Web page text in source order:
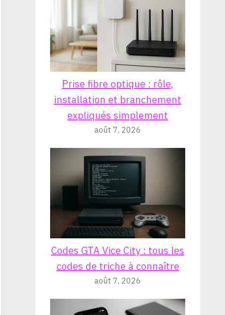
Prise fibre optique : rôle,
installation et branchement
expliqués simplement
août 7, 2026
Codes GTA Vice City : tous les
codes de triche à connaître
août 7, 2026